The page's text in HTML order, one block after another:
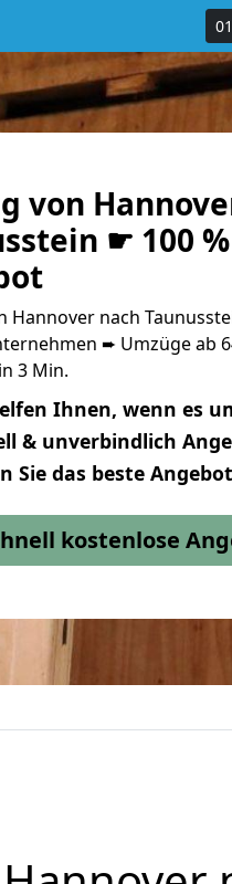
von
☛ 100
Hannover nach
➨ Umzüge ab
3 Min.
Ihnen, wenn es
& unverbindlich
Sie das beste
kostenlose